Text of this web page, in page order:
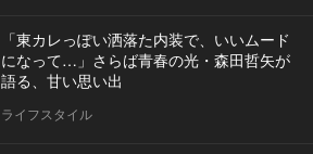
「東カレっぽい洒落た内装で、いいムード
になって…」さらば青春の光・森田哲矢が
語る、甘い思い出
ライフスタイル